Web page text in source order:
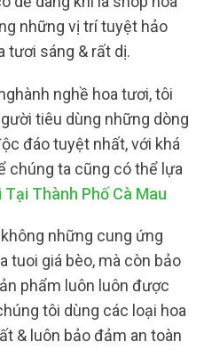
những vị trí tuyệt hảo
tươi sáng & rất dị.
nghề hoa tươi, tôi
tiêu dùng những dòng
đáo tuyệt nhất, với khá
chúng ta cũng có thể lựa
Thành Phố Cà Mau
những cung ứng
tuoi giá bèo, mà còn bảo
phẩm luôn luôn được
tôi dùng các loại hoa
& luôn bảo đảm an toàn